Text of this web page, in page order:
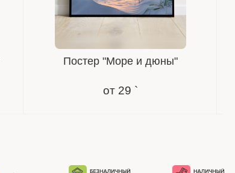
Постер "Море и дюны"
от 29 `